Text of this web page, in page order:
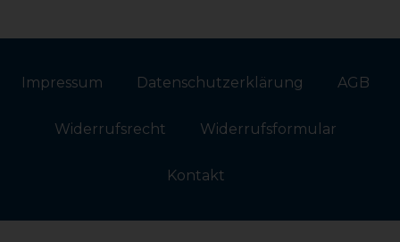
Impressum Daten­schutz­erklärung AGB
Widerrufs­recht Widerrufs­formular
Kontakt